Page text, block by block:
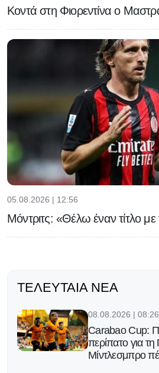
Κοντά στη Φιορεντίνα ο
05.08.2026 | 12:56
Μόντριτς: «Θέλω έναν τίτλο
ΤΕΛΕΥΤΑΊΑ ΝΈΑ
08.08.2026 | 08:26
Carabao Cup:
περίπατο για
Μίντλεσμπρο